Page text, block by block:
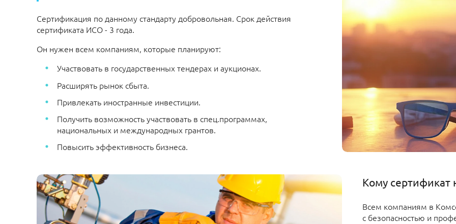
Сертификация по данному стандарту добровольная. Срок действия
сертификата ИСО - 3 года.
Он нужен всем компаниям, которые планируют:
Участвовать в государственных тендерах и аукционах.
Расширять рынок сбыта.
Привлекать иностранные инвестиции.
Получить возможность участвовать в спец.программах,
национальных и международных грантов.
Повысить эффективность бизнеса.
Кому сертификат
Всем компаниям в
с безопасностью и